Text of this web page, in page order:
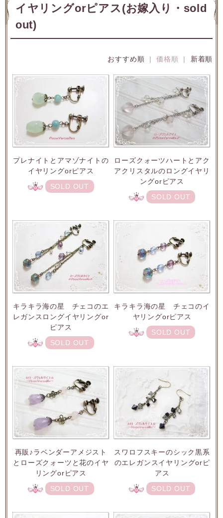
イヤリングorピアス(お嫁入り・sold
out)
おすすめ順 | 価格順 | 新着順
プレナイトとアマゾナイトの
イヤリングorピアス
SOLD OUT
ローズクォーツハートとアク
アクリスタルのロングイヤリ
ングorピアス
SOLD OUT
キラキラ海の星 チェコのエ
レガンスロングイヤリングor
ピアス
SOLD OUT
キラキラ海の星 チェコのイ
ヤリングorピアス
SOLD OUT
再販♪ラベンダーアメジスト
とローズクォーツと花のイヤ
リングorピアス
SOLD OUT
スワロフスキーのシック黒系
のエレガンスイヤリングorピ
アス
SOLD OUT